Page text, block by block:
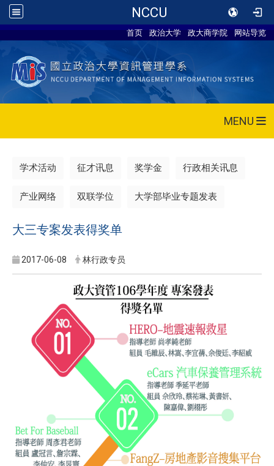
NCCU
首页 政治大学 政大商学院 网站导览
MENU
学术活动 征才讯息 奖学金 行政相关讯息
产业网络 双联学位 大学部毕业专题发表
大三专案发表得奖单
2017-06-08 林行政专员